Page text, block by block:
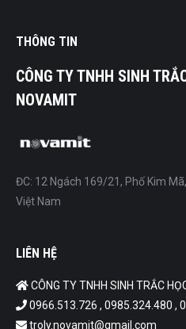
THÔNG TIN
CÔNG TY TNHH SINH
NOVAMIT
ĐC: 12 Ngách 169/21, Phố Kim
Việt Nam
LIÊN HỆ
CÔNG TY TNHH SINH TRẮC
0966.513.726 , 0985.324.480 ,
troly.novamit@gmail.com